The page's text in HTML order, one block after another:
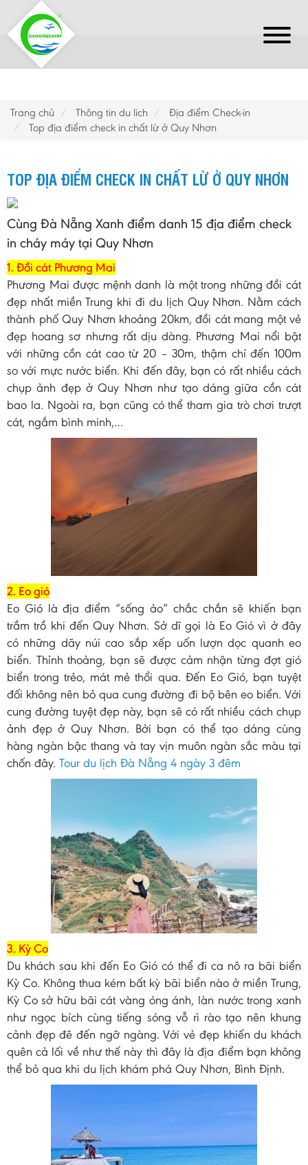
Trang chủ Thông tin du lich
Địa điểm Check-in
Top địa điểm check in chất lừ ở Quy Nhơn
TOP ĐỊA ĐIỂM CHECK IN CHẤT LỪ Ở QUY NHƠN
Cùng Đà Nẵng Xanh điểm danh 15 địa điểm check
in cháy máy tại Quy Nhơn
1. Đồi cát Phương Mai
Phương Mai được mệnh danh là một trong những đồi cát
đẹp nhất miền Trung khi đi du lịch Quy Nhơn. Nằm cách
thành phố Quy Nhơn khoảng 20km, đồi cát mang một vẻ
đẹp hoang sơ nhưng rất dịu dàng. Phương Mai nổi bật
với những cồn cát cao từ 20 – 30m, thậm chí đến 100m
so với mực nước biển. Khi đến đây, bạn có rất nhiều cách
chụp ảnh đẹp ở Quy Nhơn như tạo dáng giữa cồn cát
bao la. Ngoài ra, bạn cũng có thể tham gia trò chơi trượt
cát, ngắm bình minh,…
2. Eo gió
Eo Gió là địa điểm “sống ảo” chắc chắn sẽ khiến bạn
trầm trồ khi đến Quy Nhơn. Sở dĩ gọi là Eo Gió vì ở đây
có những dãy núi cao sắp xếp uốn lượn dọc quanh eo
biển. Thỉnh thoảng, bạn sẽ được cảm nhận từng đợt gió
biển trong trẻo, mát mẻ thổi qua. Đến Eo Gió, bạn tuyệt
đối không nên bỏ qua cung đường đi bộ bên eo biển. Với
cung đường tuyệt đẹp này, bạn sẽ có rất nhiều cách chụp
ảnh đẹp ở Quy Nhơn. Bởi bạn có thể tạo dáng cùng
hàng ngàn bậc thang và tay vịn muôn ngàn sắc màu tại
chốn đây. Tour du lịch Đà Nẵng 4 ngày 3 đêm
3. Kỳ Co
Du khách sau khi đến Eo Gió có thể đi ca nô ra bãi biển
Kỳ Co. Không thua kém bất kỳ bãi biển nào ở miền Trung,
Kỳ Co sở hữu bãi cát vàng óng ánh, làn nước trong xanh
như ngọc bích cùng tiếng sóng vỗ rì rào tạo nên khung
cảnh đẹp đẽ đến ngỡ ngàng. Với vẻ đẹp khiến du khách
quên cả lối về như thế này thì đây là địa điểm bạn không
thể bỏ qua khi du lịch khám phá Quy Nhơn, Bình Định.